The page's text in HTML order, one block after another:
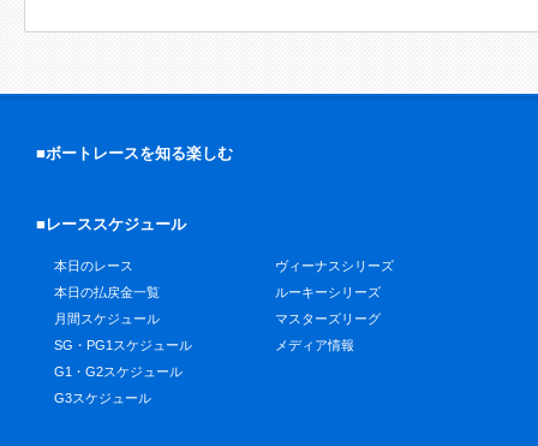
■ボートレースを知る楽しむ
■レーススケジュール
本日のレース
本日の払戻金一覧
月間スケジュール
SG・PG1スケジュール
G1・G2スケジュール
G3スケジュール
ヴィーナスシリーズ
ルーキーシリーズ
マスターズリーグ
メディア情報